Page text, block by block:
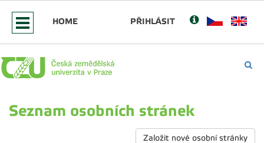
HOME PŘIHLÁSIT
Seznam osobních stránek
Založit nové osobní stránky